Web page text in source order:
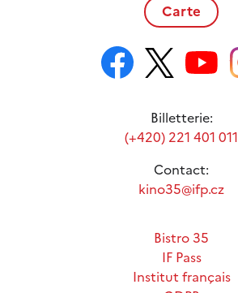
Carte
Billetterie:
(+420) 221 401 011
Contact:
kino35@ifp.cz
Bistro 35
IF Pass
Institut français